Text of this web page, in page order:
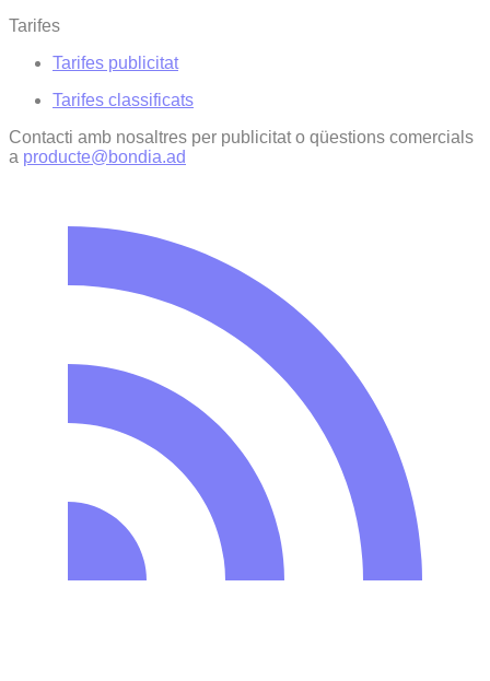
Tarifes
Tarifes publicitat
Tarifes classificats
Contacti amb nosaltres per publicitat o qüestions comercials
a producte@bondia.ad